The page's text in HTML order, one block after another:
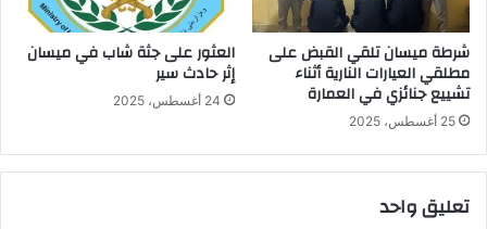
شرطة ميسان تلقي القبض على
مطلقي العيارات النارية أثناء
تشييع جنائزي في العمارة
25 أغسطس، 2025
العثور على جثة شاب في ميسان
إثر حادث سير
24 أغسطس، 2025
تعليق واحد